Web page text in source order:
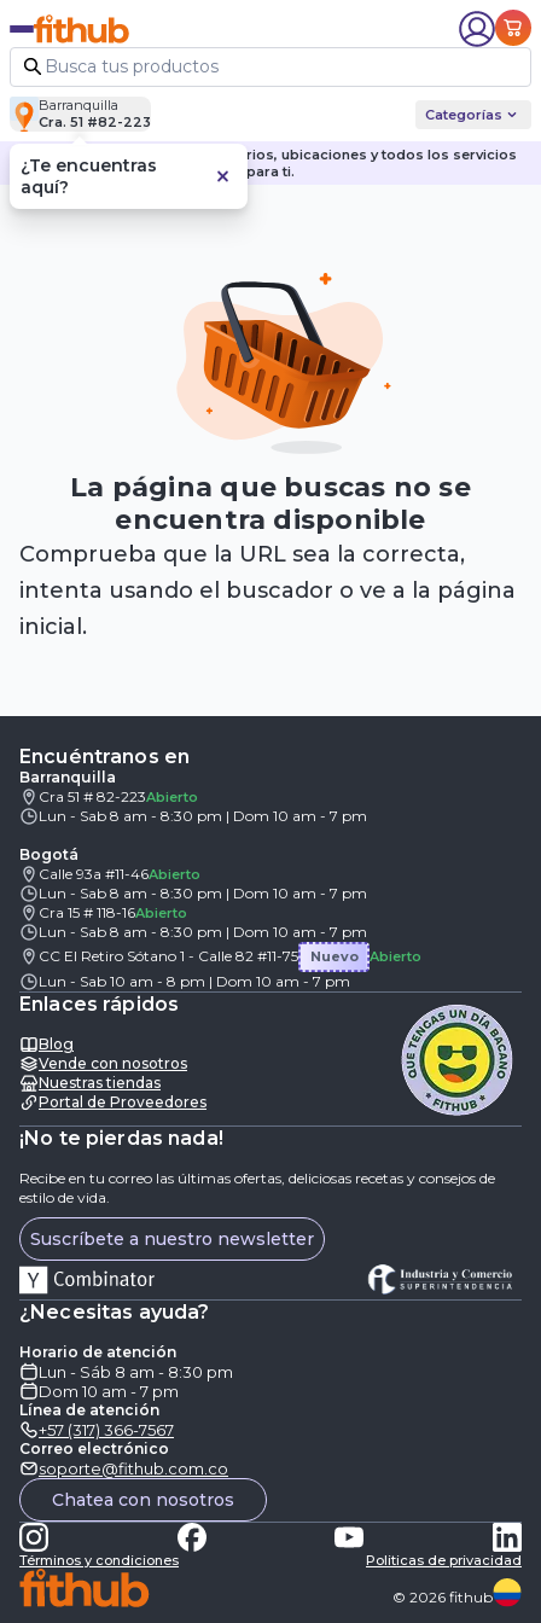
Barranquilla
Cra. 51 #82-223
Categorías
Descubre nuestras sedes, horarios, ubicaciones y todos los servicios
para ti.
La página que buscas no se
encuentra disponible
Comprueba que la URL sea la correcta,
intenta usando el buscador o ve a la página
inicial.
Encuéntranos en
Barranquilla
Cra 51 # 82-223Abierto
Lun - Sab 8 am - 8:30 pm | Dom 10 am - 7 pm
Bogotá
Calle 93a #11-46Abierto
Lun - Sab 8 am - 8:30 pm | Dom 10 am - 7 pm
Cra 15 # 118-16Abierto
Lun - Sab 8 am - 8:30 pm | Dom 10 am - 7 pm
CC El Retiro Sótano 1 - Calle 82 #11-75
Nuevo Abierto
Lun - Sab 10 am - 8 pm | Dom 10 am - 7 pm
Enlaces rápidos
Blog
Vende con nosotros
Nuestras tiendas
Portal de Proveedores
¡No te pierdas nada!
Recibe en tu correo las últimas ofertas, deliciosas recetas y consejos de
estilo de vida.
Suscríbete a nuestro newsletter
¿Necesitas ayuda?
Horario de atención
Lun - Sáb 8 am - 8:30 pm
Dom 10 am - 7 pm
Línea de atención
+57 (317) 366-7567
Correo electrónico
soporte@fithub.com.co
Chatea con nosotros
Términos y condiciones Politicas de privacidad
© 2026 fithub
¿Te encuentras
aquí?